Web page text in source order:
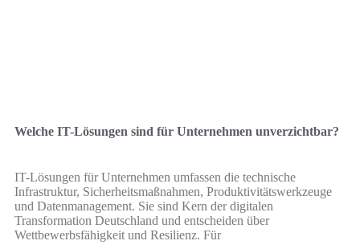
Welche IT-Lösungen sind für Unternehmen unverzichtbar?
IT-Lösungen für Unternehmen umfassen die technische
Infrastruktur, Sicherheitsmaßnahmen, Produktivitätswerkzeuge
und Datenmanagement. Sie sind Kern der digitalen
Transformation Deutschland und entscheiden über
Wettbewerbsfähigkeit und Resilienz. Für